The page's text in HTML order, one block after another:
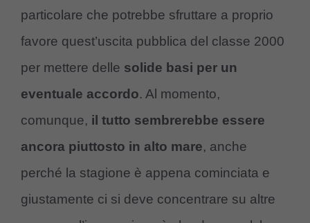
particolare che potrebbe sfruttare a proprio
favore quest’uscita pubblica del classe 2000
per mettere delle solide basi per un
eventuale accordo. Al momento,
comunque, il tutto sembrerebbe essere
ancora piuttosto in alto mare, anche
perché la stagione è appena cominciata e
giustamente ci si deve concentrare su altre